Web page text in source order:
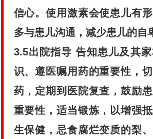
信心。使用激素会使患儿有
多与患儿沟通，减少患儿的自
3.5出院指导 告知患儿及其
识、遵医嘱用药的重要性，
药，定期到医院复查，鼓励
重要性，适当锻炼，以增强
生保健，忌食腐烂变质的梨